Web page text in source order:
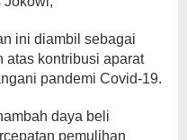
ini diambil sebagai
atas kontribusi aparat
pandemi Covid-19.
daya beli
pemulihan